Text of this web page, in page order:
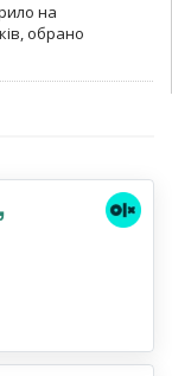
на
обрано